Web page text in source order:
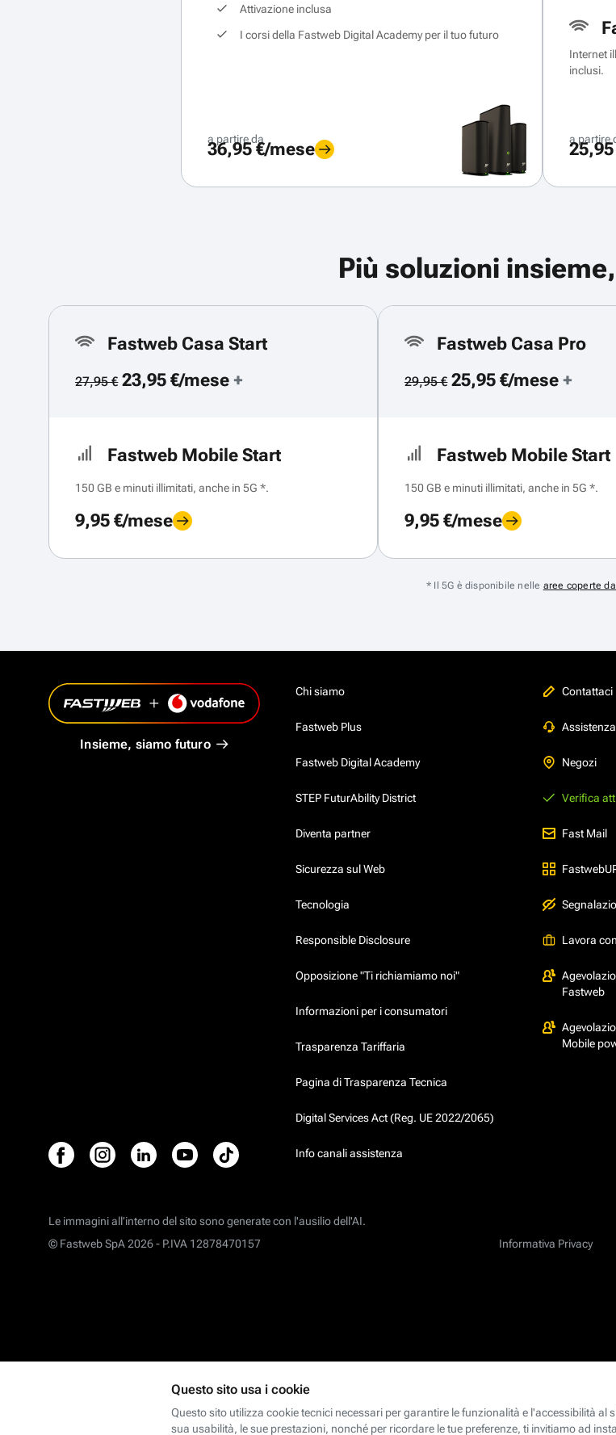
Attivazione inclusa
I corsi della Fastweb Digital Academy per il tuo futuro
a partire da
36,95 €/mese
Internet
inclusi.
a partire
Più soluzioni
Fastweb Casa Start
27,95 €23,95 €/mese +
Fastweb Mobile Start
150 GB e minuti illimitati, anche in 5G *.
9,95 €/mese
Fastweb Casa Pro
29,95 €25,95 €/mese +
Fastweb Mobile Start
150 GB e minuti illimitati, anche in 5G *.
9,95 €/mese
* Il 5G è disponibile nelle aree coperte
Insieme, siamo futuro
Chi siamo
Fastweb Plus
Fastweb Digital Academy
STEP FuturAbility District
Diventa partner
Sicurezza sul Web
Tecnologia
Responsible Disclosure
Opposizione "Ti richiamiamo noi"
Informazioni per i consumatori
Trasparenza Tariffaria
Pagina di Trasparenza Tecnica
Digital Services Act (Reg. UE 2022/2065)
Info canali assistenza
Contattaci
Assistenza
Negozi
Verifica
Fast Mail
Lavora
Fastweb
Mobile
Le immagini all’interno del sito sono generate con l'ausilio dell'AI.
Informativa Privacy
© Fastweb SpA 2026 - P.IVA 12878470157